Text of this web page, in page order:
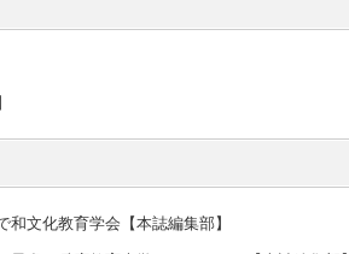
文化教育学会【本誌編集部】